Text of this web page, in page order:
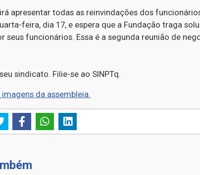
irá apresentar todas as reinvindações dos
feira, dia 17, e espera que a Fundação traga
seus funcionários. Essa é a segunda reunião de
sindicato. Filie-se ao SINPTq.
da assembleia.